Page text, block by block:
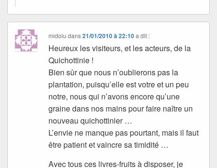
midolu dans21/01/2010 à 22:10 a dit :
Heureux les visiteurs, et les acteurs, de la
Quichottinie !
Bien sûr que nous n’oublierons pas la
plantation, puisqu’elle est votre et un peu
notre, nous qui n’avons encore qu’une
graine dans nos mains pour faire naître un
nouveau quichottinier …
L’envie ne manque pas pourtant, mais il faut
être patient et vaincre sa timidité …
Avec tous ces livres-fruits à disposer, je